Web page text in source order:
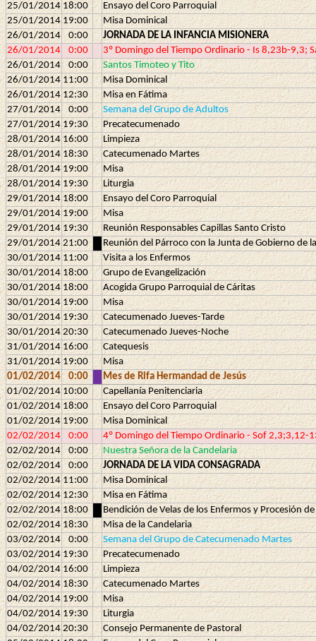
25/01/2014 18:00
Ensayo del Coro Parroquial
25/01/2014 19:00
Misa Dominical
26/01/2014
0:00
JORNADA DE LA INFANCIA MISIONERA
26/01/2014
0:00
3º Domingo del Tiempo Ordinario - Is 8,23b-9,3;
26/01/2014
0:00
Santos Timoteo y Tito
26/01/2014 11:00
Misa Dominical
26/01/2014 12:30
Misa en Fátima
27/01/2014
0:00
Semana del Grupo de Adultos
27/01/2014 19:30
Precatecumenado
28/01/2014 16:00
Limpieza
28/01/2014 18:30
Catecumenado Martes
28/01/2014 19:00
Misa
28/01/2014 19:30
Liturgia
29/01/2014 18:00
Ensayo del Coro Parroquial
29/01/2014 19:00
Misa
29/01/2014 19:30
Reunión Responsables Capillas Santo Cristo
29/01/2014 21:00
Reunión del Párroco con la Junta de Gobierno de
30/01/2014 11:00
Visita a los Enfermos
30/01/2014 18:00
Grupo de Evangelización
30/01/2014 18:00
Acogida Grupo Parroquial de Cáritas
30/01/2014 19:00
Misa
30/01/2014 19:30
Catecumenado Jueves-Tarde
30/01/2014 20:30
Catecumenado Jueves-Noche
31/01/2014 16:00
Catequesis
31/01/2014 19:00
Misa
01/02/2014
0:00
Mes de Rifa Hermandad de Jesús
01/02/2014 10:00
Capellanía Penitenciaria
01/02/2014 18:00
Ensayo del Coro Parroquial
01/02/2014 19:00
Misa Dominical
02/02/2014
0:00
4º Domingo del Tiempo Ordinario - Sof 2,3;3,12-
02/02/2014
0:00
Nuestra Señora de la Candelaria
02/02/2014
0:00
JORNADA DE LA VIDA CONSAGRADA
02/02/2014 11:00
Misa Dominical
02/02/2014 12:30
Misa en Fátima
02/02/2014 18:00
Bendición de Velas de los Enfermos y Procesión
02/02/2014 18:30
Misa de la Candelaria
03/02/2014
0:00
Semana del Grupo de Catecumenado Martes
03/02/2014 19:30
Precatecumenado
04/02/2014 16:00
Limpieza
04/02/2014 18:30
Catecumenado Martes
04/02/2014 19:00
Misa
04/02/2014 19:30
Liturgia
04/02/2014 20:30
Consejo Permanente de Pastoral